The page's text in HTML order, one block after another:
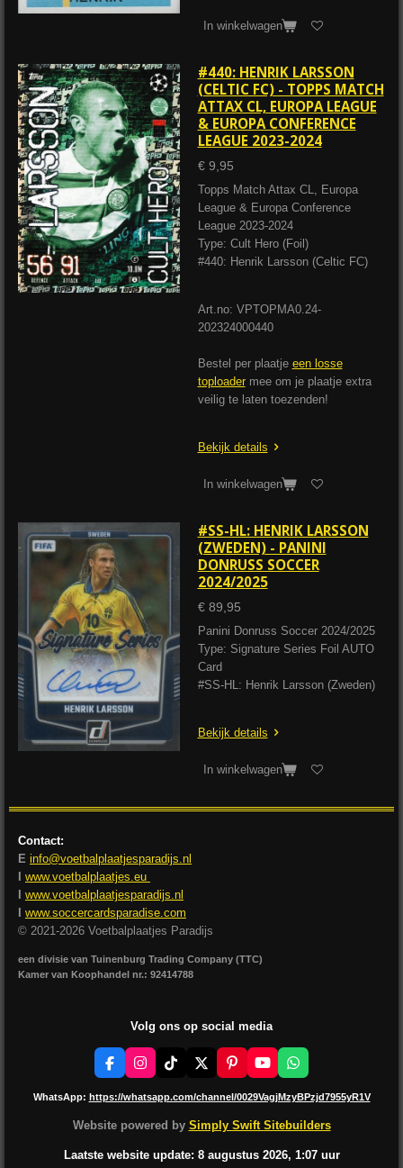
In winkelwagen
#440: HENRIK LARSSON
(CELTIC FC) - TOPPS MATCH
ATTAX CL, EUROPA LEAGUE
& EUROPA CONFERENCE
LEAGUE 2023-2024
€ 9,95
Topps Match Attax CL, Europa
League & Europa Conference
League 2023-2024
Type: Cult Hero (Foil)
#440: Henrik Larsson (Celtic FC)
Art.no: VPTOPMA0.24-
202324000440
Bestel per plaatje een losse
toploadermee om je plaatje extra
veilig te laten toezenden!
Bekijk details
In winkelwagen
#SS-HL: HENRIK LARSSON
(ZWEDEN) - PANINI
DONRUSS SOCCER
2024/2025
€ 89,95
Panini Donruss Soccer 2024/2025
Type: Signature Series Foil AUTO
Card
#SS-HL: Henrik Larsson (Zweden)
Bekijk details
In winkelwagen
Contact:
E info@voetbalplaatjesparadijs.nl
I www.voetbalplaatjes.eu
I www.voetbalplaatjesparadijs.nl
I www.soccercardsparadise.com
© 2021-2026 Voetbalplaatjes Paradijs
een divisie van Tuinenburg Trading Company (TTC)
Kamer van Koophandel nr.: 92414788
Volg ons op social media
F
a
c
b
k
I
n
s
a
r
a
T
k
o
X
P
i
n
e
r
s
Y
o
u
u
b
e
W
h
a
s
A
p
p
WhatsApp: https://whatsapp.com/channel/0029VagjMzyBPzjd7955yR1V
Website powered by Simply Swift Sitebuilders
Laatste website update: 8 augustus 2026, 1:07 uur